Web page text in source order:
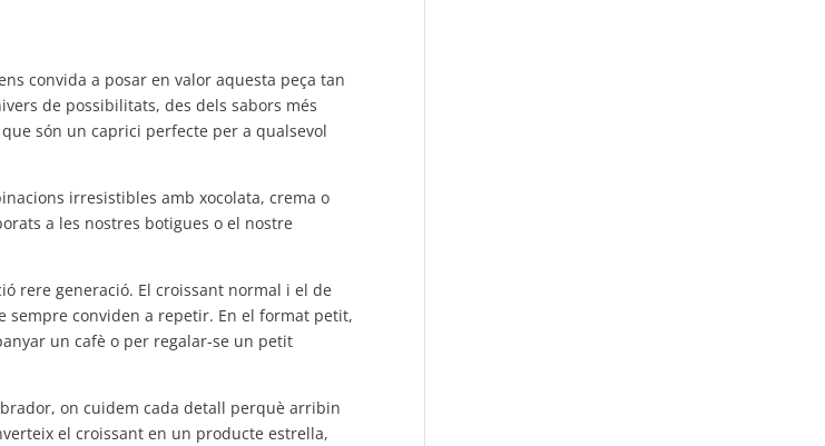
convida a posar en valor aquesta peça tan
de possibilitats, des dels sabors més
són un caprici perfecte per a qualsevol
irresistibles amb xocolata, crema o
a les nostres botigues o el nostre
rere generació. El croissant normal i el de
sempre conviden a repetir. En el format petit,
un cafè o per regalar-se un petit
on cuidem cada detall perquè arribin
el croissant en un producte estrella,